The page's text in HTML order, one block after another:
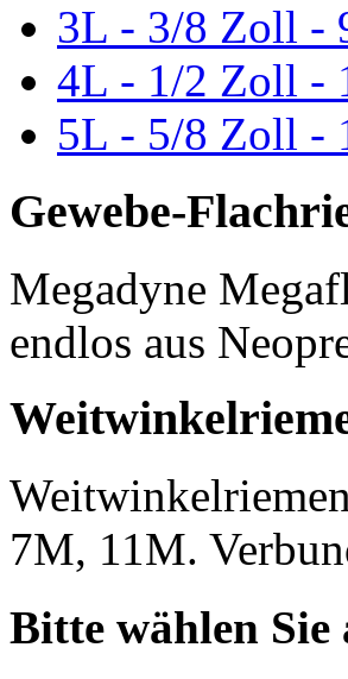
3L - 3/8 Zoll -
4L - 1/2 Zoll -
5L - 5/8 Zoll -
Gewebe-
Megadyne
endlos aus
7M, 11M.
Bitte wählen Sie